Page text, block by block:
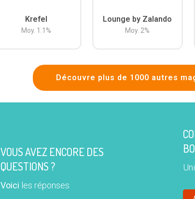
Krefel
Moy. 1.1 %
Lounge by Zalando
Moy. 2%
Découvre plus de 1000 autres
VOUS AVEZ ENCORE DES
QUESTIONS ?
Voici les réponses